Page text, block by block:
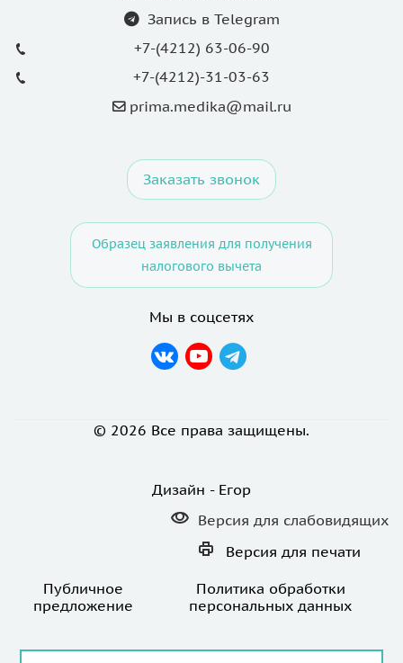
Запись в Telegram
+7-(4212) 63-06-90
+7-(4212)-31-03-63
prima.medika@mail.ru
Заказать звонок
Образец заявления для получения
налогового вычета
Мы в соцсетях
© 2026 Все права защищены.
Дизайн - Егор
Версия для слабовидящих
Версия для печати
Публичное
предложение
Политика обработки
персональных данных